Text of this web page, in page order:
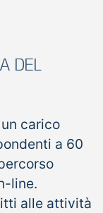
DEL
carico
a 60
line.
alle attività